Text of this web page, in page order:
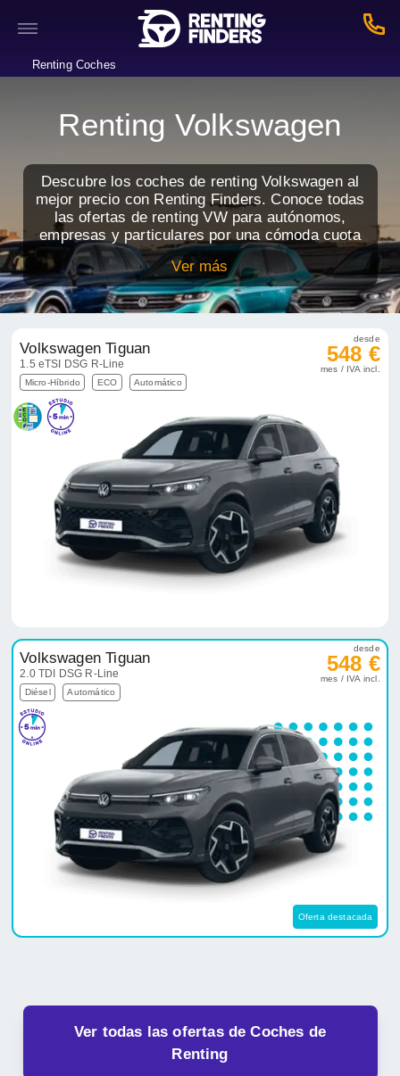
Renting Coches
Renting Volkswagen
Descubre los coches de renting Volkswagen al
mejor precio con Renting Finders. Conoce todas
las ofertas de renting VW para autónomos,
empresas y particulares por una cómoda cuota
mensual.
Ver más
Volkswagen Tiguan
1.5 eTSI DSG R-Line
Micro-Híbrido ECO Automático
desde
548 €
mes / IVA incl.
Volkswagen Tiguan
2.0 TDI DSG R-Line
Diésel Automático
desde
548 €
mes / IVA incl.
Oferta destacada
Ver todas las ofertas de Coches de
Renting